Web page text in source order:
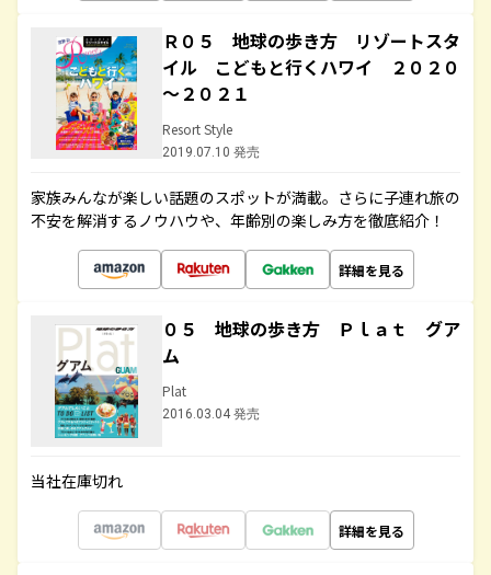
Ｒ０５ 地球の歩き方 リゾートスタ
イル こどもと行くハワイ ２０２０
～２０２１
Resort Style
2019.07.10 発売
家族みんなが楽しい話題のスポットが満載。さらに子連れ旅の
不安を解消するノウハウや、年齢別の楽しみ方を徹底紹介！
詳細を見る
０５ 地球の歩き方 Ｐｌａｔ グア
ム
Plat
2016.03.04 発売
当社在庫切れ
詳細を見る